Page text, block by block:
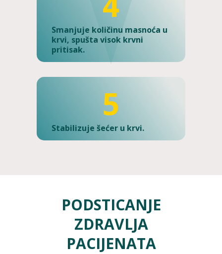
Smanjuje količinu masnoća u
krvi, spušta visok krvni
pritisak.
5
Stabilizuje šećer u krvi.
PODSTICANJE
ZDRAVLJA
PACIJENATA